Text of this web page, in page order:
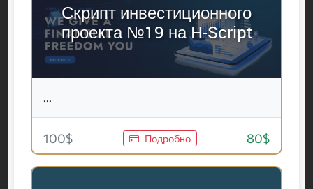
Скрипт инвестиционного
проекта №19 на H-Script
...
100$ Подробно 80$